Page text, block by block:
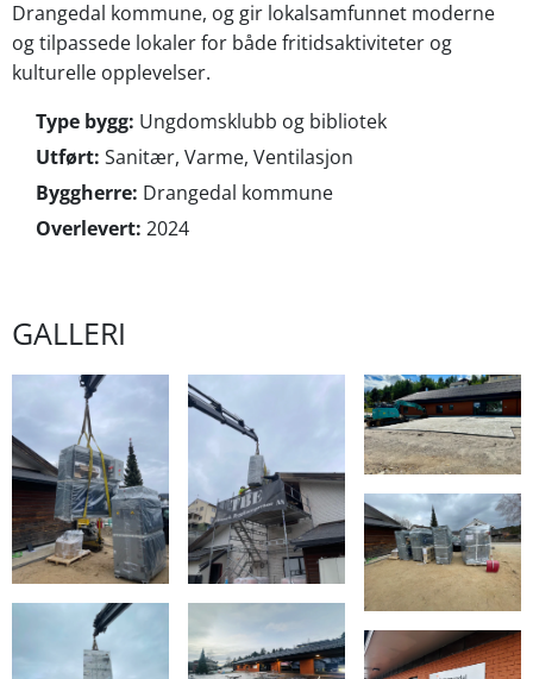
Drangedal kommune, og gir lokalsamfunnet moderne
og tilpassede lokaler for både fritidsaktiviteter og
kulturelle opplevelser.
Type bygg: Ungdomsklubb og bibliotek
Utført: Sanitær, Varme, Ventilasjon
Byggherre: Drangedal kommune
Overlevert: 2024
GALLERI